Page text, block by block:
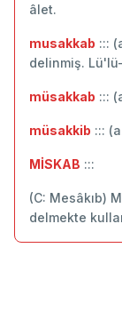
âlet.
musakkab :::
delinmiş.
müsakkab :::
müsakkib :::
MİSKAB :::
(C: Mesâkıb)
delmekte